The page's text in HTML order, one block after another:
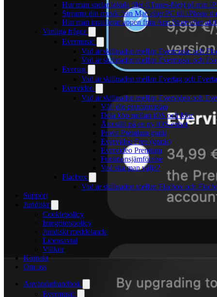
Hur man spelar lokala filer (iTunes-filer) på min
Streama din musik från Mac eller PC till iPhone
Hur man installerar appen från App Store eller
Vanliga frågor
Evermusic
Vad är skillnaden mellan Evermusic och
Vad är skillnaden mellan Evermusic och
Evertag
Vad är skillnaden mellan Evertag och
Evervideo
Vad är skillnaden mellan Evervideo och
Välj din premiumplan
Dela köp mellan iOS och Mac
Återställ på en ny iOS-enhet
Prova Premium gratis
Evervideo Free (gratis)
Evervideo Premium
Funktionsjämförelse
Vad ska man välja?
Flacbox
Vad är skillnaden mellan Flacbox och
Support
Juridiskt
Cookiepolicy
Integritetspolicy
Juridiskt meddelande
Licensavtal
Villkor
Kontakt
Om oss
Användarhandbok
Evermusic